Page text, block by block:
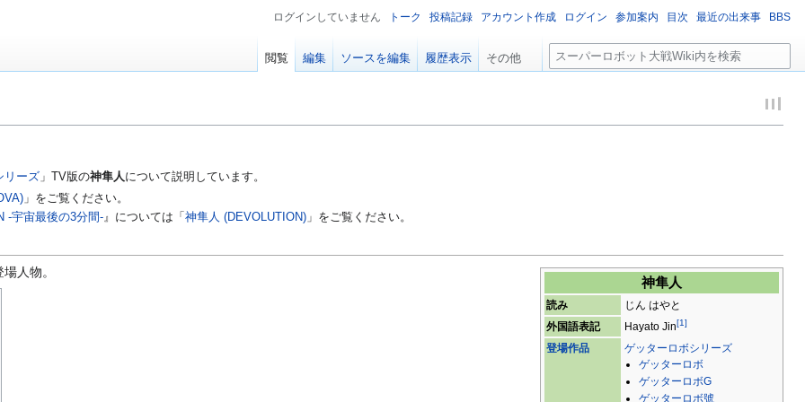
リーズ 」TV版の神隼人について説明しています。
」をご覧ください。
-宇宙最後の3分間-』については「神隼人 (DEVOLUTION) 」をご覧ください。
神隼人
読み
じん はやと
外国語表記
Hayato Jin[1]
登場作品
ゲッターロボシリーズ
ゲッターロボ
ゲッターロボG
ゲッターロボ號
人物。
ログインしていません トーク 投稿記録 アカウント作成 ログイン 参加案内 目次 最近の出来事 BBS
閲覧 編集 ソースを編集 履歴表示 その他
検
索